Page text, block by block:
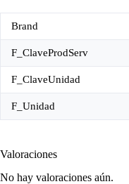
Brand
F_ClaveProdServ
F_ClaveUnidad
F_Unidad
Valoraciones
No hay valoraciones aún.